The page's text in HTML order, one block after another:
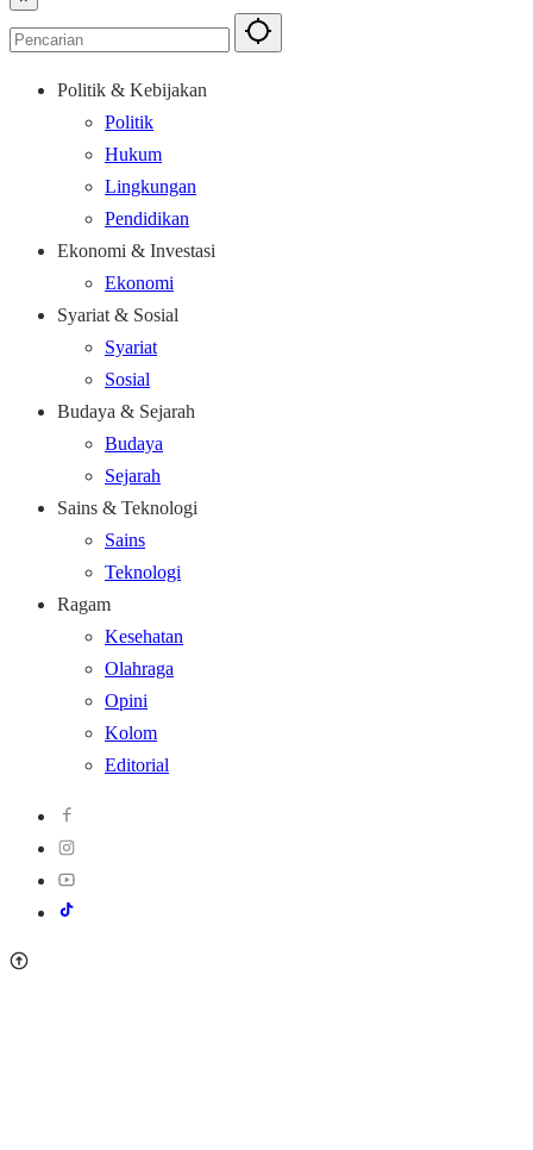
Politik & Kebijakan
Politik
Hukum
Lingkungan
Pendidikan
Ekonomi & Investasi
Ekonomi
Syariat & Sosial
Syariat
Sosial
Budaya & Sejarah
Budaya
Sejarah
Sains & Teknologi
Sains
Teknologi
Ragam
Kesehatan
Olahraga
Opini
Kolom
Editorial